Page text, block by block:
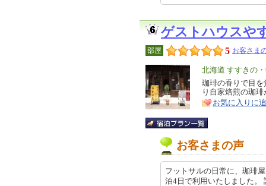
ゲストハウスや
部屋 5 お客さま
エ
リ
ア
北海道 すすきの
特
徴
珈琲の香りで目
り自家焙煎の珈
お気に入りに
お客さまの声
フットサルの日常に、珈琲
泊4日で利用いたしました。